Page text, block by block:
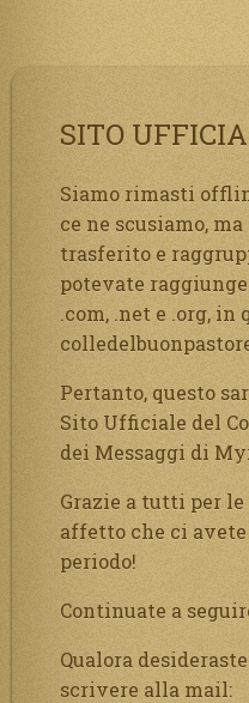
SITO
Siamo rimasti
ce ne scusiamo,
trasferito e
potevate
.com, .net e .org,
Pertanto, questo
Sito Ufficiale del
dei Messaggi di
Grazie a tutti per
affetto che ci
periodo!
Continuate a
Qualora
scrivere alla mail: